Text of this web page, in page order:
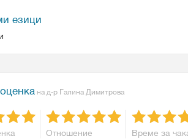
езици
на д-р Галина Димитрова
Отношение Време за